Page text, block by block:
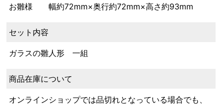
お雛様 幅約72mm×奥行約72mm×高さ約93mm
セット内容
ガラスの雛人形 一組
商品在庫について
オンラインショップでは品切れとなっている場合でも、